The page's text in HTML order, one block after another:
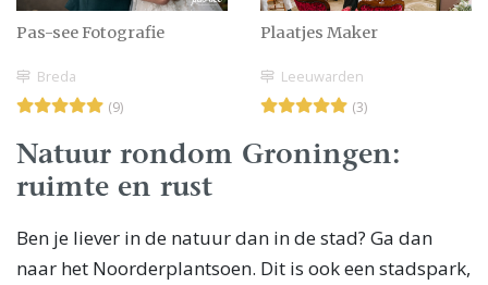
Pas-see Fotografie
Breda
(9)
Plaatjes Maker
Leeuwarden
(3)
Natuur rondom Groningen:
ruimte en rust
Ben je liever in de natuur dan in de stad? Ga dan
naar het Noorderplantsoen. Dit is ook een stadspark,